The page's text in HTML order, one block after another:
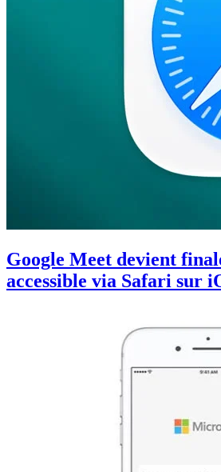
Google Meet devient
accessible via Safari sur